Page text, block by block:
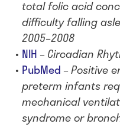
total folic acid
difficulty falling
2005–2008
NIH – Circadian
PubMed –Positive
preterm infants
mechanical
syndrome or